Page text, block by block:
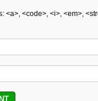
<a>, <code>, <i>, <em>,